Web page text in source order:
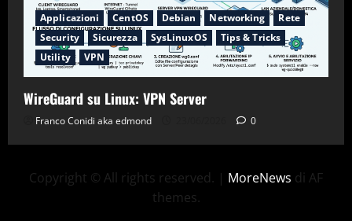
Applicazioni CentOS Debian Networking
Rete
Security
Sicurezza SysLinuxOS
Tips & Tricks
Utility
VPN
WireGuard su Linux: VPN Server
Franco Conidi aka edmond 0
Copyright © All rights reserved. | MoreNews di AF
themes.